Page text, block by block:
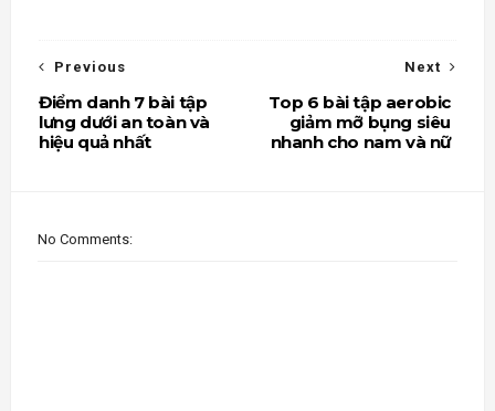
Next
Top 6 bài tập aerobic
giảm mỡ bụng siêu
nhanh cho nam và nữ
Previous
Điểm danh 7 bài tập
lưng dưới an toàn và
hiệu quả nhất
No Comments: